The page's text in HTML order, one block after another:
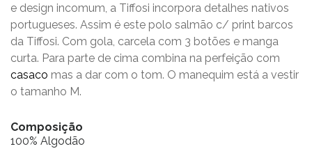
e design incomum, a Tiffosi incorpora detalhes nativos
portugueses. Assim é este polo salmão c/ print barcos
da Tiffosi. Com gola, carcela com 3 botões e manga
curta. Para parte de cima combina na perfeição com
casaco mas a dar com o tom. O manequim está a vestir
o tamanho M.
Composição
100% Algodão